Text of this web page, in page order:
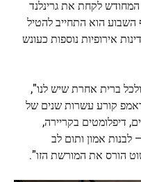
המחודש לקחת את גרינלנד
הוא התחייב להטיל
ושבע מדינות אירופיות נוספות כעונש
ברית אחרת שיש לנו",
קורע עשרות שנים של
דיפלומטים בקריירה,
לבנות אמון ותום לב
הורס את המורשת הזו".